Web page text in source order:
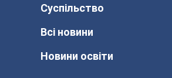
Суспільство
Всі новини
Новини освіти